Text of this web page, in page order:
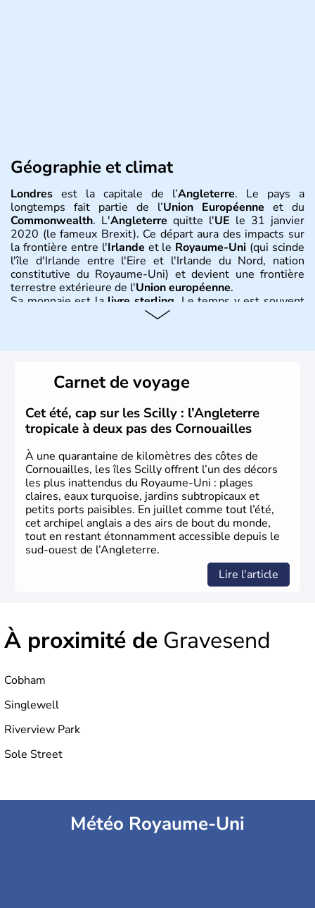
Géographie et climat
Londres est la capitale de l’Angleterre. Le pays a
longtemps fait partie de l’Union Européenne et du
Commonwealth. L'Angleterre quitte l'UE le 31 janvier
2020 (le fameux Brexit). Ce départ aura des impacts sur
la frontière entre l'Irlande et le Royaume-Uni (qui scinde
l'île d'Irlande entre l'Eire et l'Irlande du Nord, nation
constitutive du Royaume-Uni) et devient une frontière
terrestre extérieure de l'Union européenne.
Sa monnaie est lalivre sterling . Le temps y est souvent
instable avec de nombreuses précipitations : il s’agit d’un
Histoire et administration
L'Angleterre est l’une des quatre nations constitutives du
Royaume-Uni. Elle est peuplée de plus de 50 millions
d’habitants, les Anglais, et constitue à elle seule, près de
84% de la population de l’ensemble. Le pays s’est créé au
Xème siècle et tient son nom desAngles
germanique installé sur ces terres. Première démocratie
parlementaire au monde, elle doit son développement à
l’essor industriel du XIXème siècle.
Carnet de voyage
Cet été, cap sur les Scilly : l’Angleterre
tropicale à deux pas des Cornouailles
À une quarantaine de kilomètres des côtes de
Cornouailles, les îles Scilly offrent l’un des décors
les plus inattendus du Royaume-Uni : plages
claires, eaux turquoise, jardins subtropicaux et
petits ports paisibles. En juillet comme tout l’été,
cet archipel anglais a des airs de bout du monde,
tout en restant étonnamment accessible depuis le
sud-ouest de l’Angleterre.
Lire l'article
À proximité de Gravesend
Cobham
Singlewell
Riverview Park
Sole Street
Météo Royaume-Uni